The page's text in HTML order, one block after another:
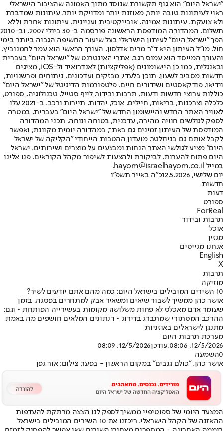
"ישראל היום" הוא גוף תקשורת שנוסד מתוך האמונה שהציבור הישראלי
ראוי לעיתונות טובה יותר, מאוזנת יותר ומדויקת יותר. עיתונות שמדברת
ולא צועקת. עיתונות אמינה, אובייקטיבית ועניינית. עיתונות אחרת וללא
תשלום. המהדורה המודפסת הראשונה פורסמה ב-30 ביולי 2007, וב-2010
הפך "ישראל היום" לעיתון הישראלי בעל שיעור החשיפה הגבוה ביותר בימי
חול. מו"ל העיתון היא ד"ר מרים אדלסון. העורך הראשי הוא עמר לחמנוביץ,
והעורך המייסד הוא עמוס רגב. אתרי האינטרנט של "ישראל היום" בעברית
ובאנגלית, כמו כן היישומונים (אפליקציות) לאנדרואיד ול-iOS, מציגים
חדשות מסביב לשעון, תוכן בלעדי, מבזקים ועדכונים, ניתוחים ופרשנויות,
וידיאו, פודקאסטים ושידורים חיים. פלטפורמות הדיגיטל של "ישראל היום"
כוללות ערוצי חדשות ודעות, תרבות ובידור, לייף סטייל, טכנולוגיה, ספורט,
כלכלה וצרכנות, בריאות, חיילים, אוכל, יהדות, תיירות ורכב. ב-2021 עלו
לאוויר האתר החדש והיישומון החדש של "ישראל היום" בעברית, במטרה
לספק לגולשים חוויה מהירה, עדכנית, בטוחה ונוחה. תכני המהדורה
המודפסת של העיתון זמינים גם באתר, במהדורה יומית מקוונת, ואפשר
לקבל אותם גם בניוזלטר. מועדון ההטבות הייחודי "הקליקה של ישראל
היום" מציע לגולשי האתר הנחות ומבצעים על מוצרים ושירותים. ישראל
היום פתוח להערות, לביקורת ולהצעות לשיפור מקהל הקוראים. פנו אלינו
במייל hayom@israelhayom.co.il.
יום שלישי, 12.5.2026
כ"ה באייר תשפ"ו
חדשות
דעות
ספורט
ForReal
תרבות ובידור
אוכל
מגזין
אנחנו מגייסים
English
X
תרבות
מוזיקה
10 השירים המובילים בישראל היום: כמה מהם אתם יודעים לשיר?
אושר כהן ממשיך לשבור שיאים ומשאיר אבק למתחרים בפסגה, בזמן
שעומר אדם מאכלס לא פחות משלושה מקומות בעשירייה הפותחת • וגם:
ההרכב המסתורי שמתברג בדירוג • הנתונים המלאים חושפים מה באמת
מתנגן לישראלים באוזניות
מערכת תרבות היום
12/5/2026, 08:06
,עודכן12/5/2026, 08:09
0השמעה
אושר כהן. "כולם גנבים" במקום הראשון - בפער. צילום: אור גפן
המצעד היומי של ספוטיפיי ממשיך לספק לנו הצצה מרתקת להעדפות
ההאזנה של הקהל הישראלי. ריכזנו את 10 השירים המובילים בישראל